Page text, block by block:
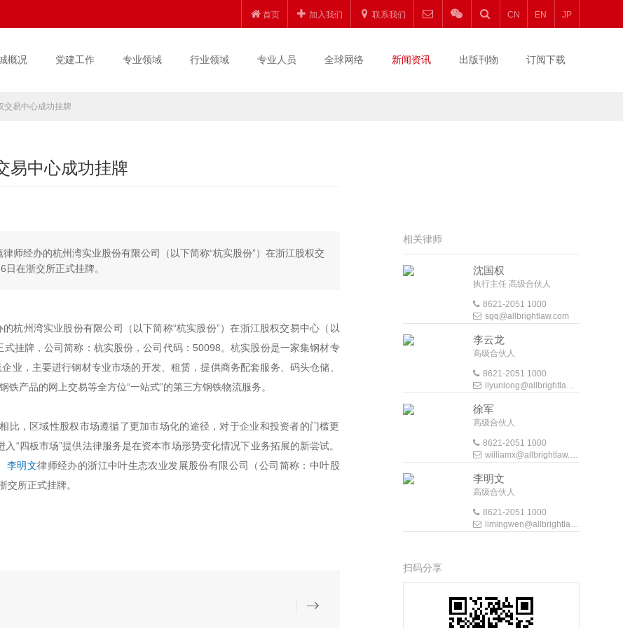
首页 加入我们 联系我们 CN EN JP
概况 党建工作 专业领域 行业领域 专业人员 全球网络 新闻资讯 出版刊物 订阅下载
交易中心成功挂牌
易中心成功挂牌
师经办的杭州湾实业股份有限公司（以下简称“杭实股份”）在浙江股权交
在浙交所正式挂牌。
杭州湾实业股份有限公司（以下简称“杭实股份”）在浙江股权交易中心（以
挂牌，公司简称：杭实股份，公司代码：50098。杭实股份是一家集钢材专
业，主要进行钢材专业市场的开发、租赁，提供商务配套服务、码头仓储、
产品的网上交易等全方位“一站式”的第三方钢铁物流服务。
比，区域性股权市场遵循了更加市场化的途径，对于企业和投资者的门槛更
“四板市场”提供法律服务是在资本市场形势变化情况下业务拓展的新尝试。
李明文律师经办的浙江中叶生态农业发展股份有限公司（公司简称：中叶股
交所正式挂牌。
相关律师
沈国权
执行主任 高级合伙人
8621-2051 1000
sgq@allbrightlaw.com
李云龙
高级合伙人
8621-2051 1000
liyunlong@allbrightlaw.com
徐军
高级合伙人
8621-2051 1000
williamx@allbrightlaw.com
李明文
高级合伙人
8621-2051 1000
limingwen@allbrightlaw.com
扫码分享